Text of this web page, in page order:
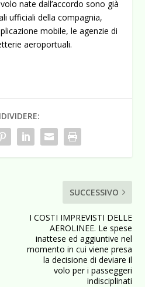
nate dall’accordo sono già
ufficiali della compagnia,
mobile, le agenzie di
aeroportuali.
SUCCESSIVO
I COSTI IMPREVISTI DELLE
AEROLINEE. Le spese
inattese ed aggiuntive nel
momento in cui viene presa
la decisione di deviare il
volo per i passeggeri
indisciplinati